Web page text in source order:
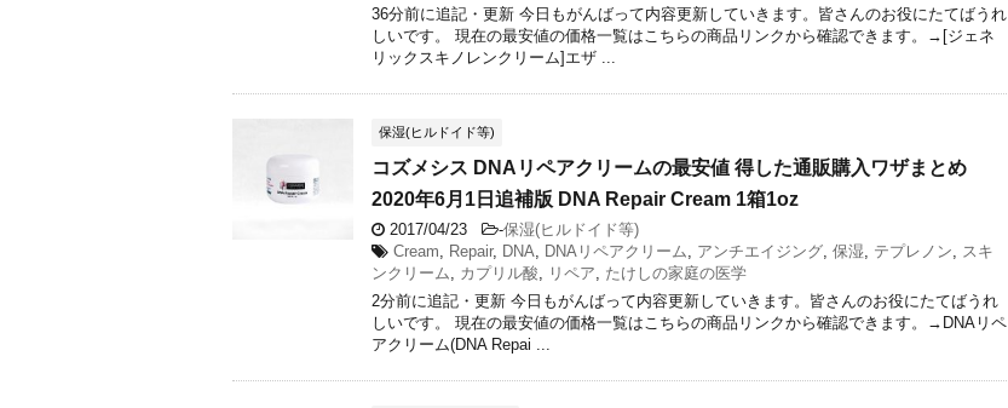
36分前に追記・更新 今日もがんばって内容更新していきます。皆さんのお役にたてばうれ
しいです。 現在の最安値の価格一覧はこちらの商品リンクから確認できます。→[ジェネ
リックスキノレンクリーム]エザ ...
保湿(ヒルドイド等)
コズメシス DNAリペアクリームの最安値 得した通販購入ワザまとめ
2020年6月1日追補版 DNA Repair Cream 1箱1oz
2017/04/23 -保湿(ヒルドイド等)
Cream, Repair, DNA, DNAリペアクリーム, アンチエイジング, 保湿, テプレノン, スキ
ンクリーム, カプリル酸, リペア, たけしの家庭の医学
2分前に追記・更新 今日もがんばって内容更新していきます。皆さんのお役にたてばうれ
しいです。 現在の最安値の価格一覧はこちらの商品リンクから確認できます。→DNAリペ
アクリーム(DNA Repai ...